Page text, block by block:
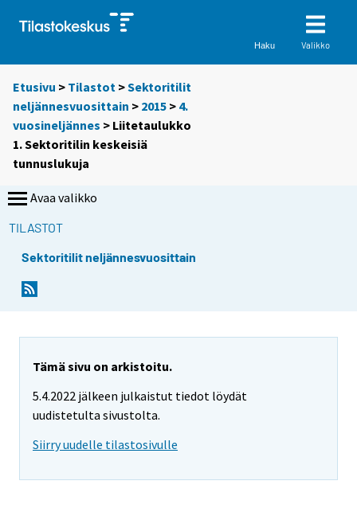
Haku Valikko
Etusivu > Tilastot >Sektoritilit
neljännesvuosittain > 2015 > 4.
vuosineljännes > Liitetaulukko
1. Sektoritilin keskeisiä
tunnuslukuja
Avaa valikko
TILASTOT
Sektoritilit neljännesvuosittain
Tämä sivu on arkistoitu.
5.4.2022 jälkeen julkaistut tiedot löydät
uudistetulta sivustolta.
Siirry uudelle tilastosivulle